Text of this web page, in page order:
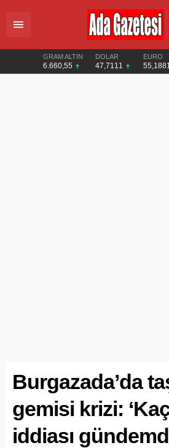
GRAM ALTIN
6.660,55
DOLAR
47,7111
EURO
Burgazada’da
gemisi krizi:
iddiası